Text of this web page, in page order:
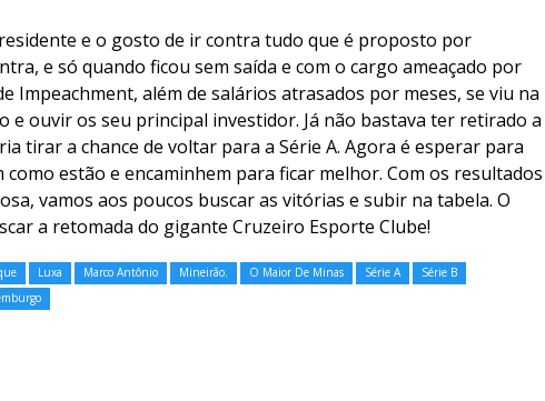
e o gosto de ir contra tudo que é proposto por
e só quando ficou sem saída e com o cargo ameaçado por
Impeachment, além de salários atrasados por meses, se viu na
e ouvir os seu principal investidor. Já não bastava ter retirado a
tirar a chance de voltar para a Série A. Agora é esperar para
estão e encaminhem para ficar melhor. Com os resultados
vamos aos poucos buscar as vitórias e subir na tabela. O
a retomada do gigante Cruzeiro Esporte Clube!
Luxa Marco Antônio Mineirão. O Maior De Minas Série A
Série B